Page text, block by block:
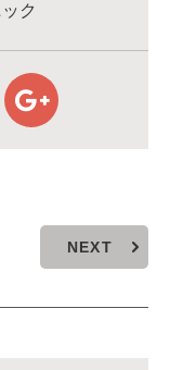
ク
NEXT